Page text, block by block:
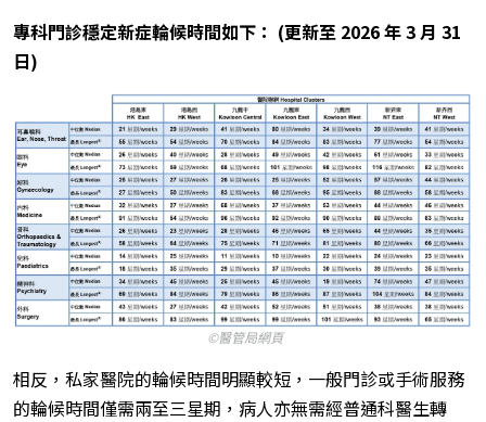
專科門診穩定新症輪候時間如下： (更新至 2026 年 3 月 31
日)
©醫管局網頁
相反，私家醫院的輪候時間明顯較短，一般門診或手術服務
的輪候時間僅需兩至三星期，病人亦無需經普通科醫生轉